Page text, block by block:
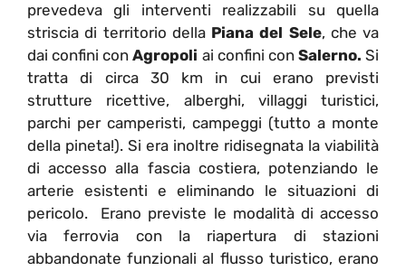
prevedeva gli interventi realizzabili su quella
striscia di territorio dellaPiana del Sele, che va
dai confini con Agropoli ai confini conSalerno. Si
tratta di circa 30 km in cui erano previsti
strutture ricettive, alberghi, villaggi turistici,
parchi per camperisti, campeggi (tutto a monte
della pineta!). Si era inoltre ridisegnata la viabilità
di accesso alla fascia costiera, potenziando le
arterie esistenti e eliminando le situazioni di
pericolo. Erano previste le modalità di accesso
via ferrovia con la riapertura di stazioni
abbandonate funzionali al flusso turistico, erano